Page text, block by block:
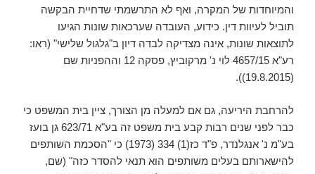
והמיוחדות של המקרה, ואף לא התרשמתי שדחיית הבקשה
תוביל לעיוות דין. כידוע, העובדה שערכאות שונות הגיעו
לתוצאות שונות, אינה מצדיקה לבדה דיון ב"גלגול שלישי" (ראו:
רע"א 4657/15 לוי נ' מרקוביץ, פסקה 12 וההפניות שם
(19.8.2015)).
להרחבת היריעה, גם אם למעלה מן הצורך, ציין בית המשפט כי
כבר לפני שנים רבות קבע בית משפט זה בע"א 623/71 גן בועז
בע"מ נ' אנגלנדר, פ"ד כז(1) 334 (1973) כי "הסכמת השותפים
להישארותם בעלים משותפים הוא תנאי להסדר כזה" (שם,